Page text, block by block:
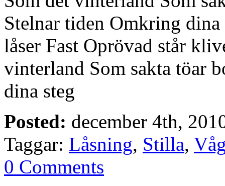
Stelnar tiden Omkring
låser Fast Oprövad står
vinterland Som sakta töar
dina steg
Posted: december 4th,
Taggar: Låsning, Stilla,
0 Comments